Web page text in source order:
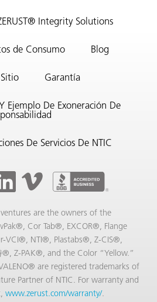
Integrity Solutions
de Consumo Blog
Garantía
Ejemplo De Exoneración De
De Servicios De NTIC
are the owners of the
Cor Tab®, EXCOR®, Flange
VCI®, NTI®, Plastabs®, Z-CIS®,
®, Z-PAK®, and the Color “Yellow.”
are registered trademarks of
Partner of NTIC. For warranty and
www.zerust.com/warranty/.